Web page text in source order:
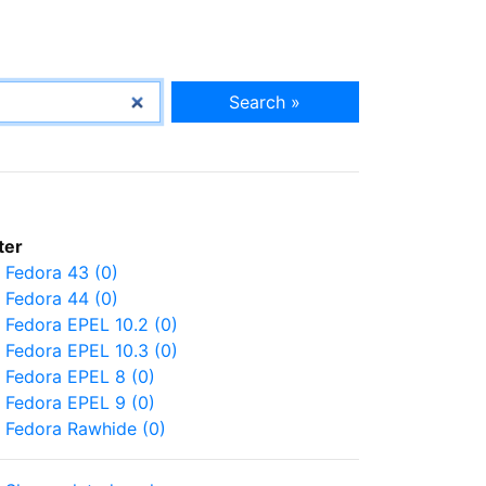
Search »
Fedora 43 (0)
Fedora 44 (0)
Fedora EPEL 10.2 (0)
Fedora EPEL 10.3 (0)
Fedora EPEL 8 (0)
Fedora EPEL 9 (0)
Fedora Rawhide (0)